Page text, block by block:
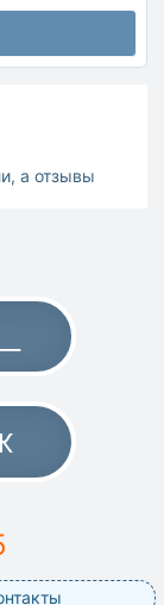
а отзывы